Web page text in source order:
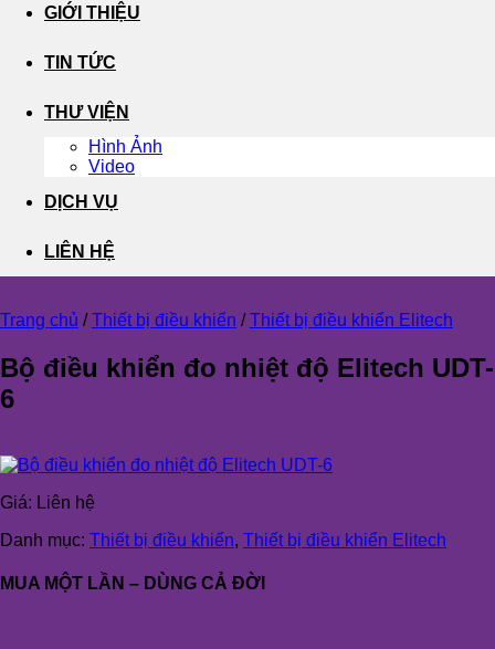
GIỚI THIỆU
TIN TỨC
THƯ VIỆN
Hình Ảnh
Video
DỊCH VỤ
LIÊN HỆ
Trang chủ / Thiết bị điều khiển / Thiết bị điều khiển Elitech
Bộ điều khiển đo nhiệt độ Elitech UDT-
6
Giá: Liên hệ
Danh mục: Thiết bị điều khiển, Thiết bị điều khiển Elitech
MUA MỘT LẦN – DÙNG CẢ ĐỜI